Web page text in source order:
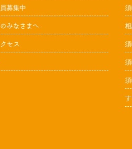
募集中
みなさまへ
セス